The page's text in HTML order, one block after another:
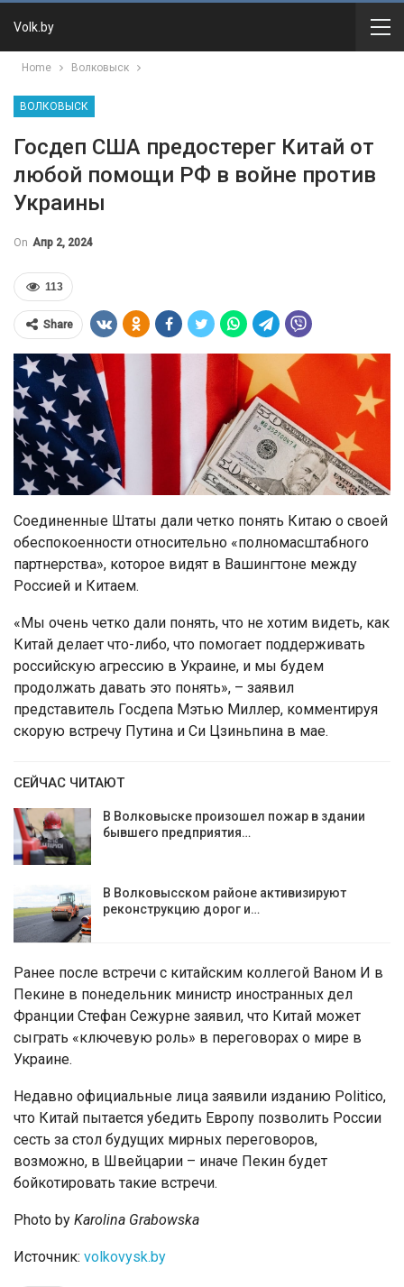
Volk.by
Home Волковыск
ВОЛКОВЫСК
Госдеп США предостерег Китай от
любой помощи РФ в войне против
Украины
On Апр 2, 2024
113
Share
Соединенные Штаты дали четко понять Китаю о своей
обеспокоенности относительно «полномасштабного
партнерства», которое видят в Вашингтоне между
Россией и Китаем.
«Мы очень четко дали понять, что не хотим видеть, как
Китай делает что-либо, что помогает поддерживать
российскую агрессию в Украине, и мы будем
продолжать давать это понять», – заявил
представитель Госдепа Мэтью Миллер, комментируя
скорую встречу Путина и Си Цзиньпина в мае.
СЕЙЧАС ЧИТАЮТ
В Волковыске произошел пожар в здании
бывшего предприятия…
В Волковысском районе активизируют
реконструкцию дорог и…
Ранее после встречи с китайским коллегой Ваном И в
Пекине в понедельник министр иностранных дел
Франции Стефан Сежурне заявил, что Китай может
сыграть «ключевую роль» в переговорах о мире в
Украине.
Недавно официальные лица заявили изданию Politico,
что Китай пытается убедить Европу позволить России
сесть за стол будущих мирных переговоров,
возможно, в Швейцарии – иначе Пекин будет
бойкотировать такие встречи.
Photo by Karolina Grabowska
Источник: volkovysk.by